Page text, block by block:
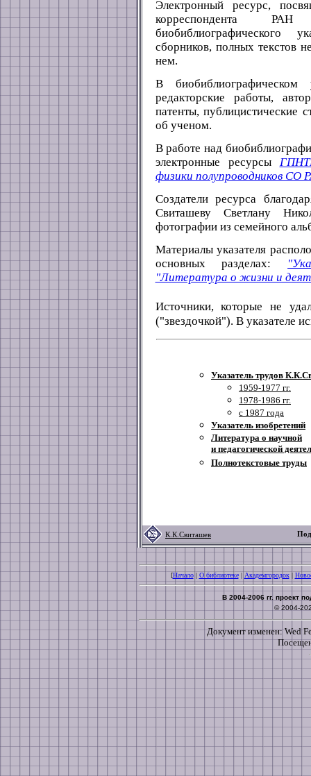
Электронный ресурс,
корреспондента
биобиблиографического
сборников, полных текстов
нем.
В
редакторские работы,
патенты, публицистические
об ученом.
В работе над
электронные ресурсы
физики полупроводников СО
Создатели ресурса
Свиташеву Светлану
фотографии из семейного
Материалы указателя
основных разделах:
"Литература о жизни и
Источники, которые не
("звездочкой"). В указателе
Указатель трудов
1959-1977 гг.
1978-1986 гг.
с 1987 года
Указатель изобретений
Литература о научной
и педагогической
Полнотекстовые труды
К.К.Свиташев
[Начало| О библиотеке| Академгородок|
В 2004-2006 гг. проект
© 2004-
Документ изменен: Wed